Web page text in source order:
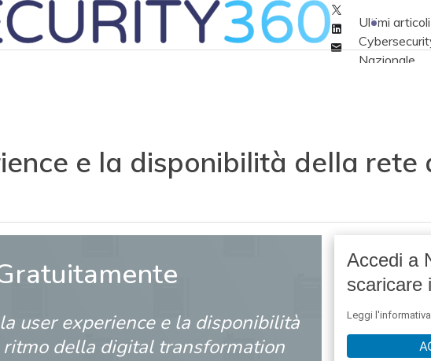
Linkedin
Email
Ultimi articoli
Nazionale
Soluzioni
Corsi
Chi siamo
e la disponibilità della rete
user experience e la disponibilità
della digital transformation
Accedi a
scaricare
Leggi